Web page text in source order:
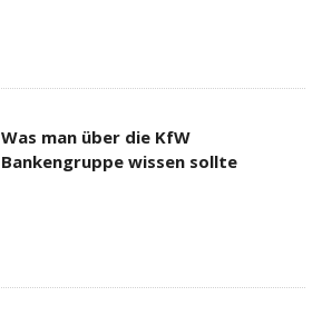
Was man über die KfW
Bankengruppe wissen sollte